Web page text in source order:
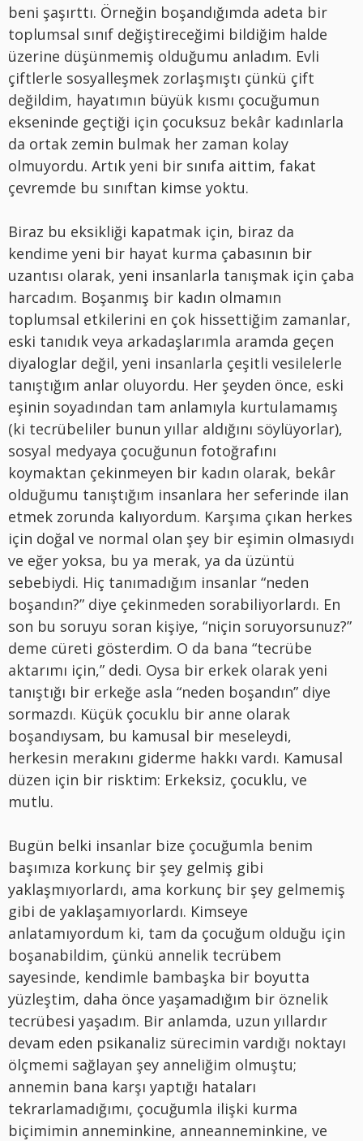
beni şaşırttı. Örneğin boşandığımda adeta bir
toplumsal sınıf değiştireceğimi bildiğim halde
üzerine düşünmemiş olduğumu anladım. Evli
çiftlerle sosyalleşmek zorlaşmıştı çünkü çift
değildim, hayatımın büyük kısmı çocuğumun
ekseninde geçtiği için çocuksuz bekâr kadınlarla
da ortak zemin bulmak her zaman kolay
olmuyordu. Artık yeni bir sınıfa aittim, fakat
çevremde bu sınıftan kimse yoktu.
Biraz bu eksikliği kapatmak için, biraz da
kendime yeni bir hayat kurma çabasının bir
uzantısı olarak, yeni insanlarla tanışmak için çaba
harcadım. Boşanmış bir kadın olmamın
toplumsal etkilerini en çok hissettiğim zamanlar,
eski tanıdık veya arkadaşlarımla aramda geçen
diyaloglar değil, yeni insanlarla çeşitli vesilelerle
tanıştığım anlar oluyordu. Her şeyden önce, eski
eşinin soyadından tam anlamıyla kurtulamamış
(ki tecrübeliler bunun yıllar aldığını söylüyorlar),
sosyal medyaya çocuğunun fotoğrafını
koymaktan çekinmeyen bir kadın olarak, bekâr
olduğumu tanıştığım insanlara her seferinde ilan
etmek zorunda kalıyordum. Karşıma çıkan herkes
için doğal ve normal olan şey bir eşimin olmasıydı
ve eğer yoksa, bu ya merak, ya da üzüntü
sebebiydi. Hiç tanımadığım insanlar “neden
boşandın?” diye çekinmeden sorabiliyorlardı. En
son bu soruyu soran kişiye, “niçin soruyorsunuz?”
deme cüreti gösterdim. O da bana “tecrübe
aktarımı için,” dedi. Oysa bir erkek olarak yeni
tanıştığı bir erkeğe asla “neden boşandın” diye
sormazdı. Küçük çocuklu bir anne olarak
boşandıysam, bu kamusal bir meseleydi,
herkesin merakını giderme hakkı vardı. Kamusal
düzen için bir risktim: Erkeksiz, çocuklu, ve
mutlu.
Bugün belki insanlar bize çocuğumla benim
başımıza korkunç bir şey gelmiş gibi
yaklaşmıyorlardı, ama korkunç bir şey gelmemiş
gibi de yaklaşamıyorlardı. Kimseye
anlatamıyordum ki, tam da çocuğum olduğu için
boşanabildim, çünkü annelik tecrübem
sayesinde, kendimle bambaşka bir boyutta
yüzleştim, daha önce yaşamadığım bir öznelik
tecrübesi yaşadım. Bir anlamda, uzun yıllardır
devam eden psikanaliz sürecimin vardığı noktayı
ölçmemi sağlayan şey anneliğim olmuştu;
annemin bana karşı yaptığı hataları
tekrarlamadığımı, çocuğumla ilişki kurma
biçimimin anneminkine, anneanneminkine, ve